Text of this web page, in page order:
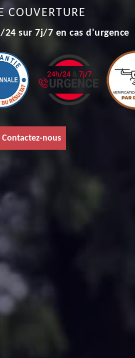
COUVERTURE
24 sur 7j/7 en cas d'urgence
Contactez-nous